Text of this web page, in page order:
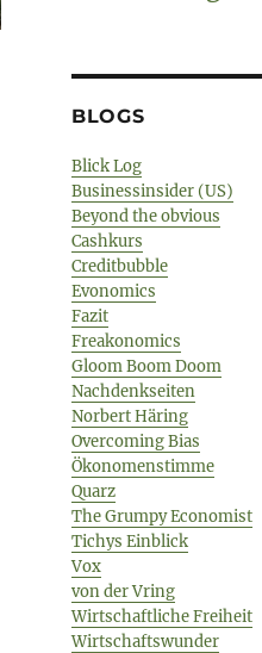
BLOGS
Blick Log
Businessinsider (US)
Beyond the obvious
Cashkurs
Creditbubble
Evonomics
Fazit
Freakonomics
Gloom Boom Doom
Nachdenkseiten
Norbert Häring
Overcoming Bias
Ökonomenstimme
Quarz
The Grumpy Economist
Tichys Einblick
Vox
von der Vring
Wirtschaftliche Freiheit
Wirtschaftswunder